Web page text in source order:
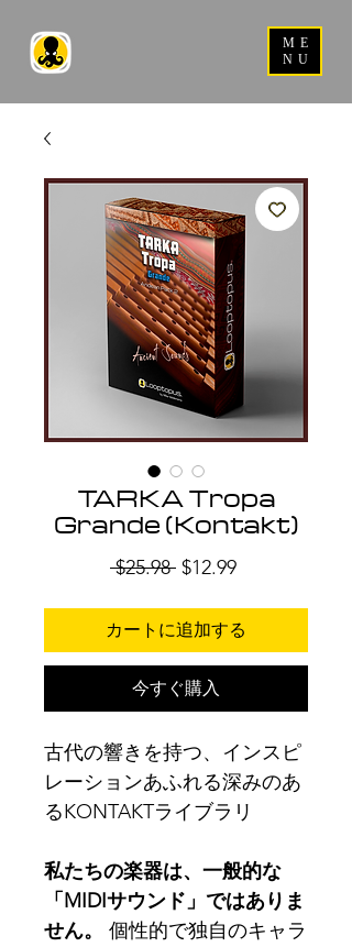
ME
NU
TARKA Tropa
Grande (Kontakt)
$25.98 通
価
格
$12.99セ
ル
価
カートに追加する
今すぐ購入
古代の響きを持つ、インスピ
レーションあふれる深みのあ
るKONTAKTライブラリ
私たちの楽器は、一般的な
「MIDIサウンド」ではありま
せん。
個性的で独自のキャラ